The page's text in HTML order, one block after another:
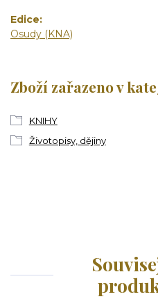
Edice
Osudy (KNA)
Zboží zařazeno v
KNIHY
Životopisy, dějiny